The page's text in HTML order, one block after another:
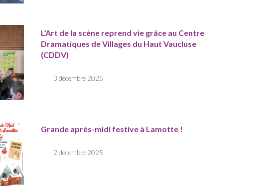
L’Art de la scène reprend vie grâce au Centre
Dramatiques de Villages du Haut Vaucluse
(CDDV)
3 décembre 2025
Grande après-midi festive à Lamotte !
2 décembre 2025